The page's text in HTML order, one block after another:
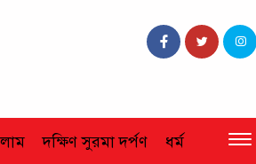
দক্ষিণ সুরমা দর্পণ ধর্ম